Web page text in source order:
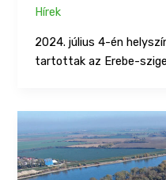
Hírek
2024. július 4-én
tartottak az Erebe-